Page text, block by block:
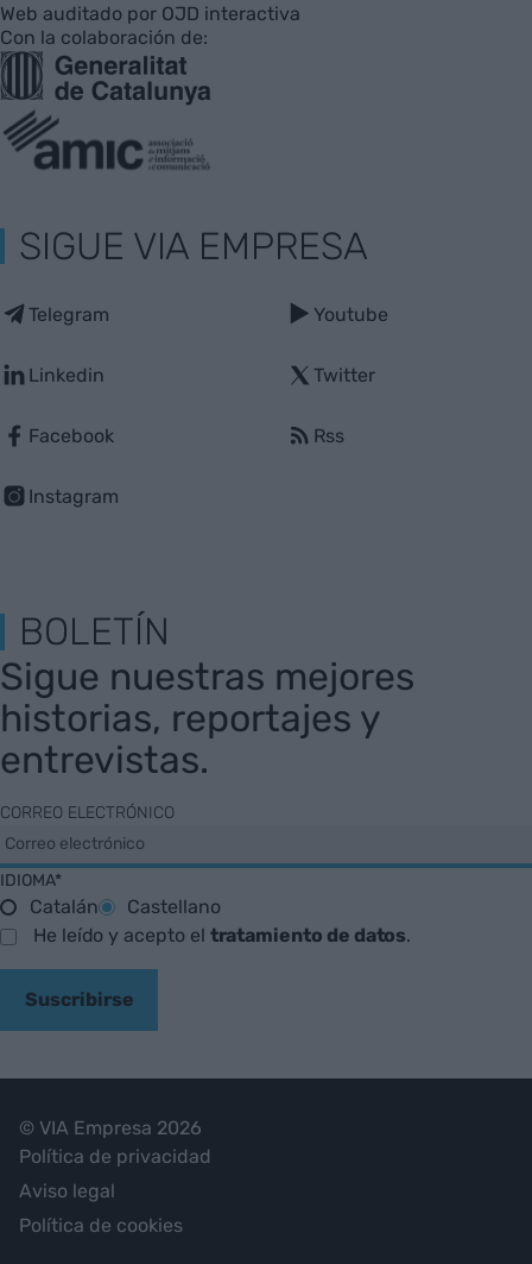
Web auditado por OJD interactiva
Con la colaboración de:
SIGUE VIA EMPRESA
Telegram
Linkedin
Facebook
Instagram
Youtube
Twitter
Rss
BOLETÍN
Sigue nuestras mejores
historias, reportajes y
entrevistas.
CORREO ELECTRÓNICO
IDIOMA*
Catalán
Castellano
He leído y acepto el tratamiento de datos.
Suscribirse
© VIA Empresa 2026
Política de privacidad
Aviso legal
Política de cookies